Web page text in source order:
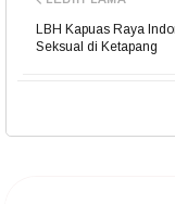
LBH Kapuas Raya
Seksual di Ketapang